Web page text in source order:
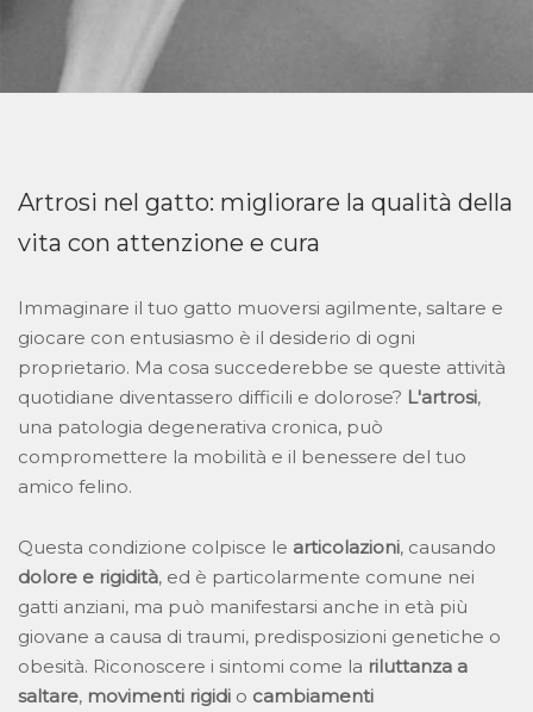
Artrosi nel gatto: migliorare la qualità della
vita con attenzione e cura
Immaginare il tuo gatto muoversi agilmente, saltare e
giocare con entusiasmo è il desiderio di ogni
proprietario. Ma cosa succederebbe se queste attività
quotidiane diventassero difficili e dolorose? L'artrosi,
una patologia degenerativa cronica, può
compromettere la mobilità e il benessere del tuo
amico felino.
Questa condizione colpisce le articolazioni, causando
dolore e rigidità, ed è particolarmente comune nei
gatti anziani, ma può manifestarsi anche in età più
giovane a causa di traumi, predisposizioni genetiche o
obesità. Riconoscere i sintomi come la riluttanza a
saltare, movimenti rigidi o cambiamenti